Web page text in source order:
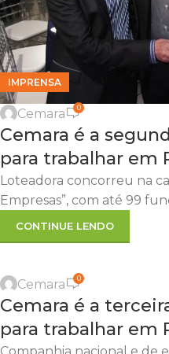
IMPRENSA
Cemara 0
Cemara é a
para trabalhar em
Loteadora concorreu na
Empresas”, com até 99
CONTINUE LENDO
Cemara 0
Cemara é a
para trabalhar em
Companhia nacional e de